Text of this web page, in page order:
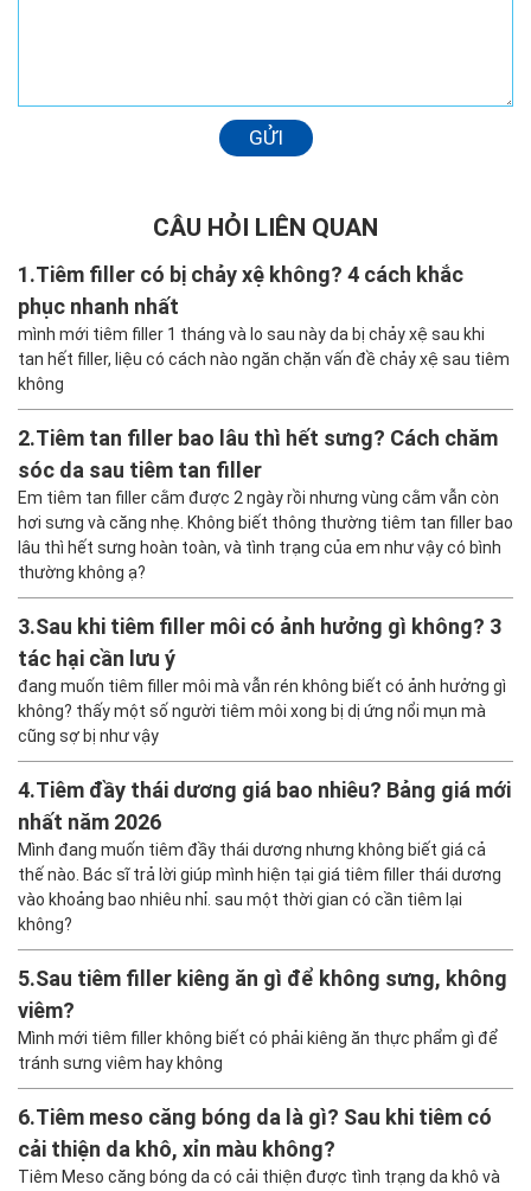
GỬI
CÂU HỎI LIÊN QUAN
1.Tiêm filler có bị chảy xệ không? 4 cách khắc
phục nhanh nhất
mình mới tiêm filler 1 tháng và lo sau này da bị chảy xệ sau khi
tan hết filler, liệu có cách nào ngăn chặn vấn đề chảy xệ sau tiêm
không
2.Tiêm tan filler bao lâu thì hết sưng? Cách chăm
sóc da sau tiêm tan filler
Em tiêm tan filler cằm được 2 ngày rồi nhưng vùng cằm vẫn còn
hơi sưng và căng nhẹ. Không biết thông thường tiêm tan filler bao
lâu thì hết sưng hoàn toàn, và tình trạng của em như vậy có bình
thường không ạ?
3.Sau khi tiêm filler môi có ảnh hưởng gì không? 3
tác hại cần lưu ý
đang muốn tiêm filler môi mà vẫn rén không biết có ảnh hưởng gì
không? thấy một số người tiêm môi xong bị dị ứng nổi mụn mà
cũng sợ bị như vậy
4.Tiêm đầy thái dương giá bao nhiêu? Bảng giá mới
nhất năm 2026
Mình đang muốn tiêm đầy thái dương nhưng không biết giá cả
thế nào. Bác sĩ trả lời giúp mình hiện tại giá tiêm filler thái dương
vào khoảng bao nhiêu nhỉ. sau một thời gian có cần tiêm lại
không?
5.Sau tiêm filler kiêng ăn gì để không sưng, không
viêm?
Mình mới tiêm filler không biết có phải kiêng ăn thực phẩm gì để
tránh sưng viêm hay không
6.Tiêm meso căng bóng da là gì? Sau khi tiêm có
cải thiện da khô, xỉn màu không?
Tiêm Meso căng bóng da có cải thiện được tình trạng da khô và